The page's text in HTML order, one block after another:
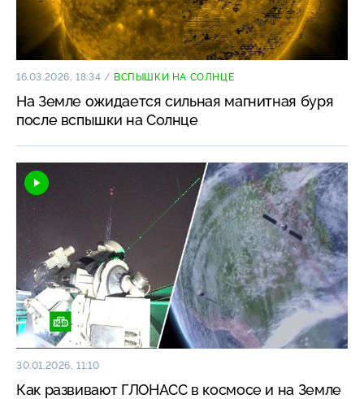
16.03.2026, 18:34 / ВСПЫШКИ НА СОЛНЦЕ
На Земле ожидается сильная магнитная буря
после вспышки на Солнце
30.01.2026, 11:10
Как развивают ГЛОНАСС в космосе и на Земле